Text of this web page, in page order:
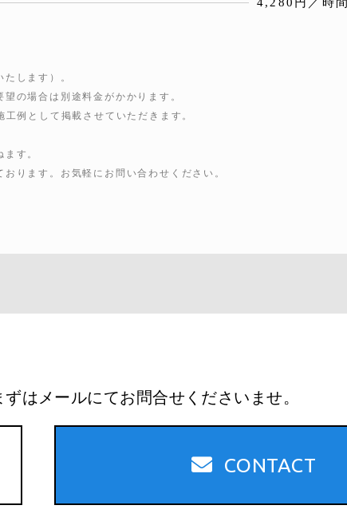
します）。
の場合は別途料金がかかります。
例として掲載させていただきます。
す。
ります。お気軽にお問い合わせください。
はメールにてお問合せくださいませ。
CONTACT